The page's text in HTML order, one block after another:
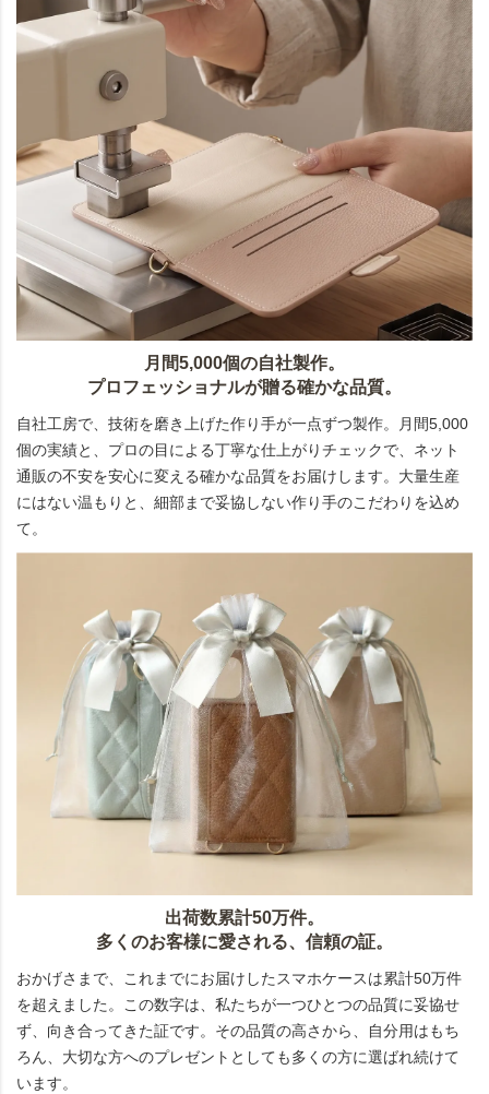
月間5,000個の自社製作。
プロフェッショナルが贈る確かな品質。
自社工房で、技術を磨き上げた作り手が一点ずつ製作。月間5,000
個の実績と、プロの目による丁寧な仕上がりチェックで、ネット
通販の不安を安心に変える確かな品質をお届けします。大量生産
にはない温もりと、細部まで妥協しない作り手のこだわりを込め
て。
出荷数累計50万件。
多くのお客様に愛される、信頼の証。
おかげさまで、これまでにお届けしたスマホケースは累計50万件
を超えました。この数字は、私たちが一つひとつの品質に妥協せ
ず、向き合ってきた証です。その品質の高さから、自分用はもち
ろん、大切な方へのプレゼントとしても多くの方に選ばれ続けて
います。